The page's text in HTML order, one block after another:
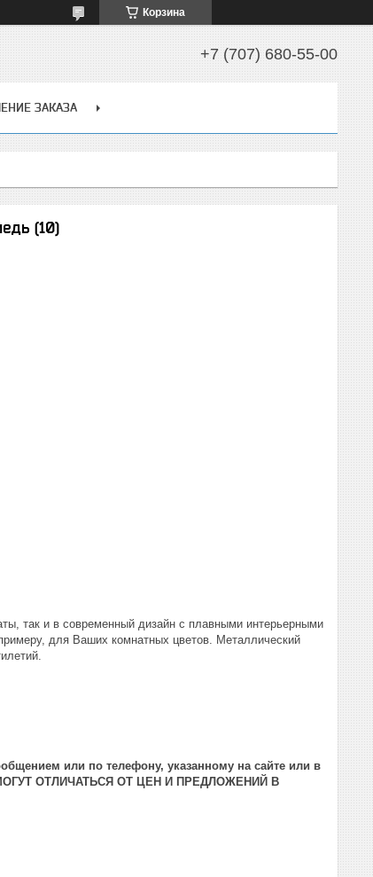
Корзина
+7 (707) 680-55-00
ЗАКАЗА
(10)
так и в современный дизайн с плавными интерьерными
для Ваших комнатных цветов. Металлический
или по телефону, указанному на сайте или в
ОТЛИЧАТЬСЯ ОТ ЦЕН И ПРЕДЛОЖЕНИЙ В